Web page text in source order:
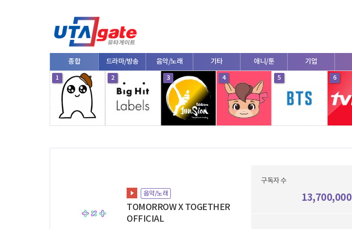
종합 드라마/방송 음악/노래 기타 애니/툰 기업
1 2 3 4 5 6
음악/노래
TOMORROW X TOGETHER
OFFICIAL
구독자 수
13,700,000